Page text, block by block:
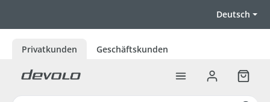
Deutsch
Privatkunden Geschäftskunden